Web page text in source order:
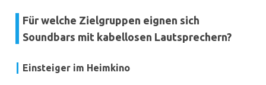
Für welche Zielgruppen eignen sich
Soundbars mit kabellosen Lautsprechern?
Einsteiger im Heimkino